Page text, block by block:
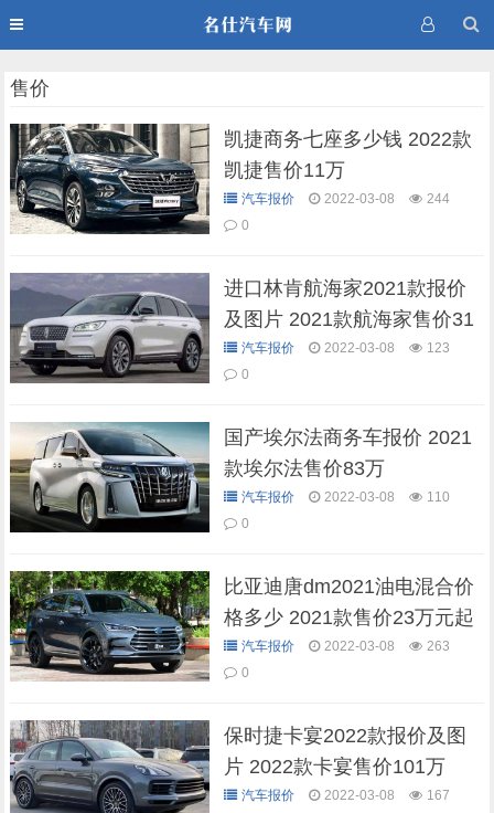
售价
凯捷商务七座多少钱 2022款
凯捷售价11万
汽车报价 2022-03-08
244
0
进口林肯航海家2021款报价
及图片 2021款航海家售价31
万汽车报价 2022-03-08
123
0
国产埃尔法商务车报价 2021
款埃尔法售价83万
汽车报价 2022-03-08
110
0
比亚迪唐dm2021油电混合价
格多少 2021款售价23万元起
（全款落地最低24万元）
汽车报价 2022-03-08
263
0
保时捷卡宴2022款报价及图
片 2022款卡宴售价101万
汽车报价 2022-03-08
167